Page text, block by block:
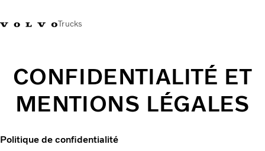
Trucks
CONFIDENTIALITÉ ET
MENTIONS LÉGALES
Politique de confidentialité